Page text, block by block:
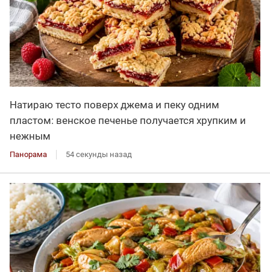
Натираю тесто поверх джема и пеку одним
пластом: венское печенье получается хрупким и
нежным
Панорама 54 секунды назад